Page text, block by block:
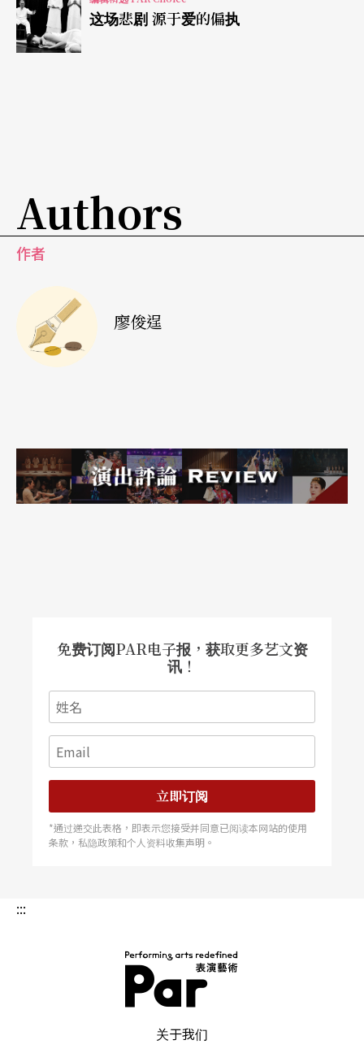
剧情，以寇珠的魂与人贯穿全剧。饰演寇珠的张孟
逸，是廖琼枝歌仔戏传习计划第一届传习艺生，尽
为情节，描述山寨里生活的男女老幼，他们没有选
择出身的权力，在外界的眼光看来，他们就是一群
无可救药的坏种，尽管山寨里的众喽啰个个重情重
男儿当自强」，看这个跟在大头目身边的小喽啰，
如何坚持信念，勇往直前，最后扭转乾坤。
馨感人的民间故事。全剧细腻刻画了人与人之间的
亲情、爱情、友情与邻里乡情，时而严肃时而穿插
著逗趣俏皮的桥段，充满了温馨的乡土情怀，散发
这场悲剧 源于爱的偏执
Authors
作者
廖俊逞
免费订阅PAR电子报，获取更多艺文资
讯！
立即订阅
*通过递交此表格，即表示您接受并同意已阅读本网站的使用
条款，私隐政策和个人资料收集声明。
:::
关于我们